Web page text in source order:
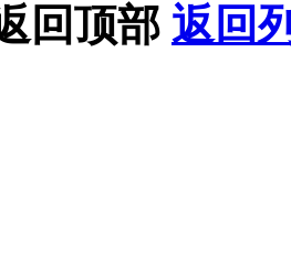
回顶部 返回